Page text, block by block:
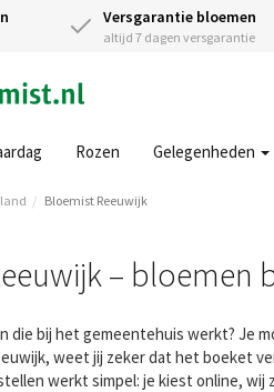
Versgarantie bloemen
altijd 7 dagen versgarantie
Rozen Gelegenheden
Bloemist Reeuwijk
– bloemen
die bij het gemeentehuis werkt? Je
weet jij zeker dat het boeket
werkt simpel: je kiest online, wij